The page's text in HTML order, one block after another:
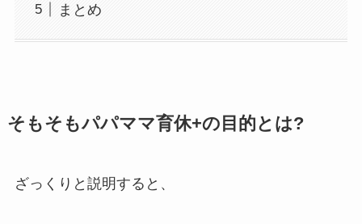
まとめ
そもそもパパママ育休+の目的とは?
ざっくりと説明すると、